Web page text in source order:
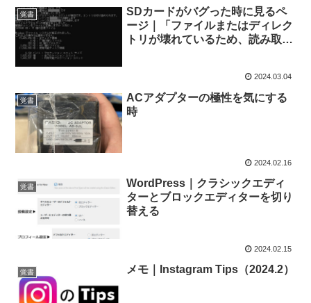
覚書
SDカードがバグった時に見るペ
ージ｜「ファイルまたはディレク
トリが壊れているため、読み取る
2024.03.04
覚書
ACアダプターの極性を気にする
時
2024.02.16
覚書
WordPress｜クラシックエディ
ターとブロックエディターを切り
替える
2024.02.15
覚書 メモ｜Instagram Tips（2024.2）